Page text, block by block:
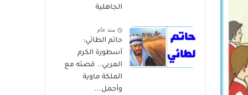
الجاهلية
منذ عام
حاتم الطائي:
أسطورة الكرم
العربي.. قصته مع
الملكة ماوية
وأجمل...